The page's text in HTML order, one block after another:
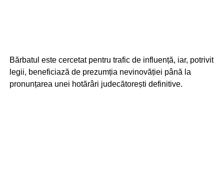
Bărbatul este cercetat pentru trafic de influență, iar, potrivit
legii, beneficiază de prezumția nevinovăției până la
pronunțarea unei hotărâri judecătorești definitive.